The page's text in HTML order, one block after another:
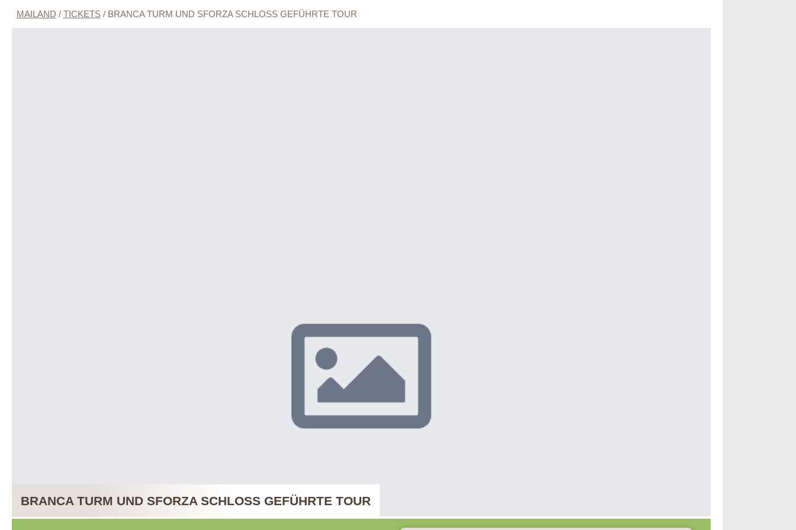
MAILAND / TICKETS/ BRANCA TURM UND SFORZA SCHLOSS GEFÜHRTE TOUR
BRANCA TURM UND SFORZA SCHLOSS GEFÜHRTE TOUR